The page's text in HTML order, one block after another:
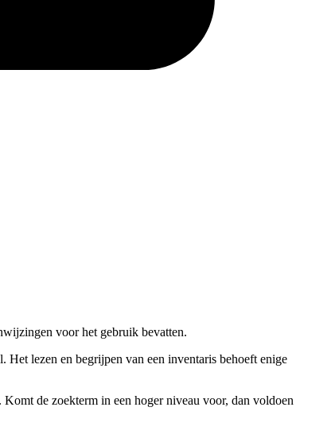
voor het gebruik bevatten.
lezen en begrijpen van een inventaris behoeft enige
de zoekterm in een hoger niveau voor, dan voldoen